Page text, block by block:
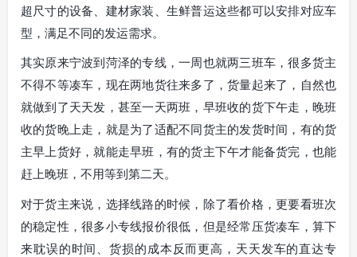
超尺寸的设备、建材家装、生鲜普运这些都可以安排对应车
型，满足不同的发运需求。
其实原来宁波到菏泽的专线，一周也就两三班车，很多货主
不得不等凑车，现在两地货往来多了，货量起来了，自然也
就做到了天天发，甚至一天两班，早班收的货下午走，晚班
收的货晚上走，就是为了适配不同货主的发货时间，有的货
主早上货好，就能走早班，有的货主下午才能备货完，也能
赶上晚班，不用等到第二天。
对于货主来说，选择线路的时候，除了看价格，更要看班次
的稳定性，很多小专线报价很低，但是经常压货凑车，算下
来耽误的时间、货损的成本反而更高，天天发车的直达专